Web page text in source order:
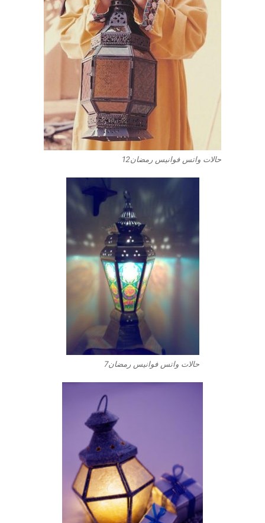
حالات واتس فوانيس رمضان12
حالات واتس فوانيس رمضان7